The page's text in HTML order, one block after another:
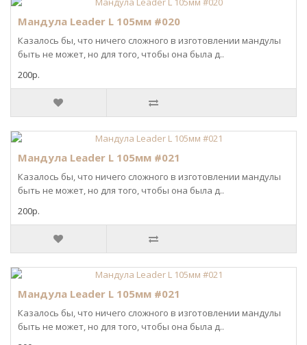
Мандула Leader L 105мм #020
Казалось бы, что ничего сложного в изготовлении мандулы
быть не может, но для того, чтобы она была д..
200р.
Мандула Leader L 105мм #021
Казалось бы, что ничего сложного в изготовлении мандулы
быть не может, но для того, чтобы она была д..
200р.
Мандула Leader L 105мм #021
Казалось бы, что ничего сложного в изготовлении мандулы
быть не может, но для того, чтобы она была д..